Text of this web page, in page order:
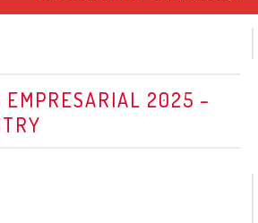
EMPRESARIAL 2025 –